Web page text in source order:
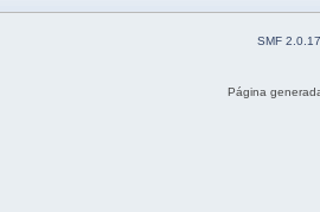
SMF 2.0.17
Página